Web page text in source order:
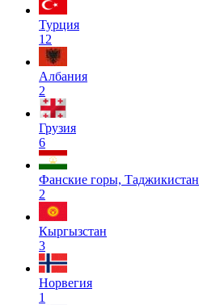
Турция
12
Албания
2
Грузия
6
Фанские горы, Таджикистан
2
Кыргызстан
3
Норвегия
1